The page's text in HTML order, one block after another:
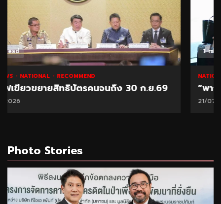
1 min read
NATIONAL HOT NEWS RECOMMEND
“พาณิชย์” โชว์ยอดส่งออกทุเรียน 1 ล้านตัน
21/07/2026
Photo Stories